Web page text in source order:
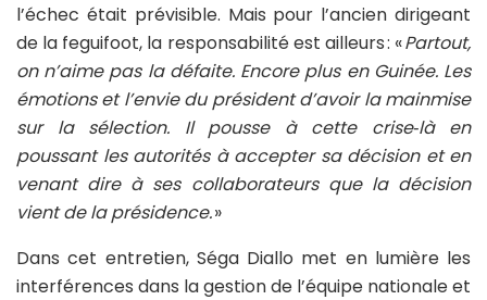
l’échec était prévisible. Mais pour l’ancien dirigeant
de la feguifoot, la responsabilité est ailleurs : «Partout,
on n’aime pas la défaite. Encore plus en Guinée. Les
émotions et l’envie du président d’avoir la mainmise
sur la sélection. Il pousse à cette crise‑là en
poussant les autorités à accepter sa décision et en
venant dire à ses collaborateurs que la décision
vient de la présidence.»
Dans cet entretien, Séga Diallo met en lumière les
interférences dans la gestion de l’équipe nationale et